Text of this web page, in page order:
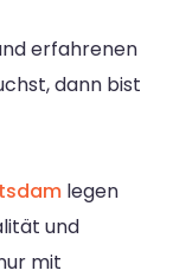
erfahrenen
dann bist
legen
und
mit